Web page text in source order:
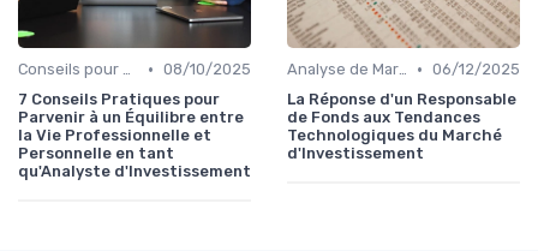
Conseils pour Débutants en Investissement • 08/10/2025
7 Conseils Pratiques pour
Parvenir à un Équilibre entre
la Vie Professionnelle et
Personnelle en tant
qu'Analyste d'Investissement
Analyse de Marché • 06/12/2025
La Réponse d'un Responsable
de Fonds aux Tendances
Technologiques du Marché
d'Investissement